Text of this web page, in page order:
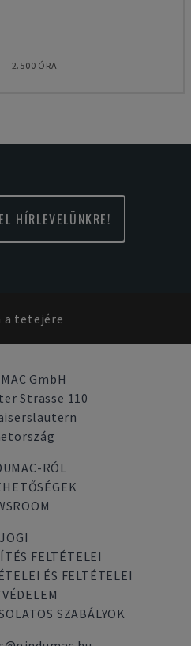
2.500 ÓRA
HÍRLEVELÜNKRE!
a tetejére
GmbH
Strasse 110
RÓL
JOGI
FELTÉTELEI
ÉS FELTÉTELEI
SZABÁLYOK